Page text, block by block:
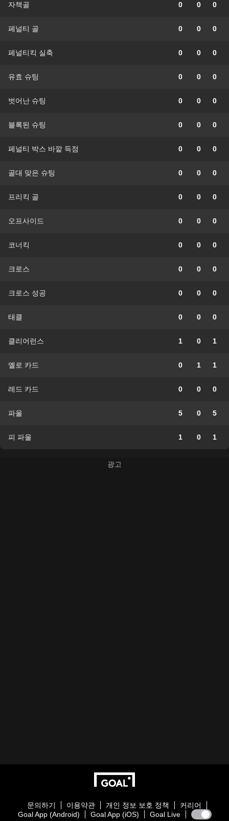
자책골 0 0 0
페널티 골 0 0 0
페널티킥 실축 0 0 0
유효 슈팅 0 0 0
벗어난 슈팅 0 0 0
블록된 슈팅 0 0 0
페널티 박스 바깥 득점 0 0 0
골대 맞은 슈팅 0 0 0
프리킥 골 0 0 0
오프사이드 0 0 0
코너킥 0 0 0
크로스 0 0 0
크로스 성공 0 0 0
태클 0 0 0
클리어런스 1 0 1
옐로 카드 0 1 1
레드 카드 0 0 0
파울 5 0 5
피 파울 1 0 1
문의하기 이용약관 개인 정보 보호 정책
커리어
Goal App (Android)
Goal App (iOS) Goal Live